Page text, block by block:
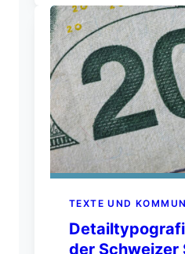
TEXTE UND
der Schweizer